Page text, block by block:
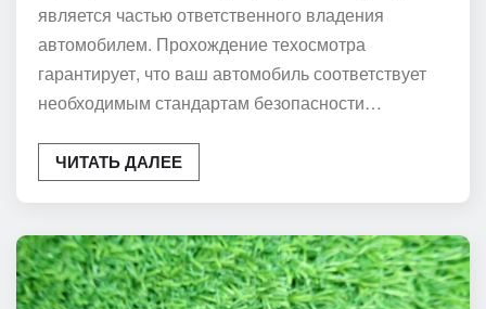
является частью ответственного владения
автомобилем. Прохождение техосмотра
гарантирует, что ваш автомобиль соответствует
необходимым стандартам безопасности…
ЧИТАТЬ ДАЛЕЕ